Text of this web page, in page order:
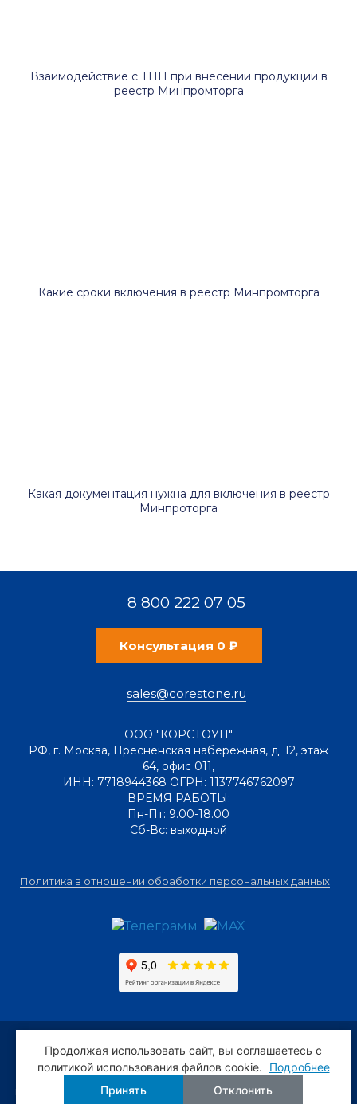
Взаимодействие с ТПП при внесении продукции в
реестр Минпромторга
Какие сроки включения в реестр Минпромторга
Какая документация нужна для включения в реестр
Минпроторга
8 800 222 07 05
Консультация 0 ₽
sales@corestone.ru
ООО "КОРСТОУН"
РФ, г. Москва, Пресненская набережная, д. 12, этаж
64, офис 011,
ИНН: 7718944368 ОГРН: 1137746762097
ВРЕМЯ РАБОТЫ:
Пн-Пт: 9.00-18.00
Сб-Вс: выходной
Политика в отношении обработки персональных данных
Предложения и условия, размещённые на сайте, не
являются публичной офертой. Мы следим за
актуальностью и точностью информации, но всё же
просим уточнять важные для Вас сведения по телефону
Продолжая использовать сайт, вы соглашаетесь c
политикой использования файлов cookie.
Подробнее
Принять
Отклонить